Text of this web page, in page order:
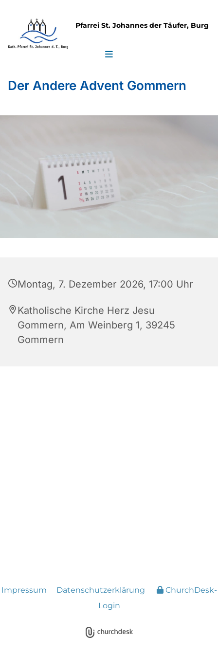
Pfarrei St. Johannes der Täufer, Burg
Der Andere Advent Gommern
Montag, 7. Dezember 2026, 17:00 Uhr
Katholische Kirche Herz Jesu
Gommern, Am Weinberg 1, 39245
Gommern
Impressum Datenschutzerklärung
ChurchDesk-
Login